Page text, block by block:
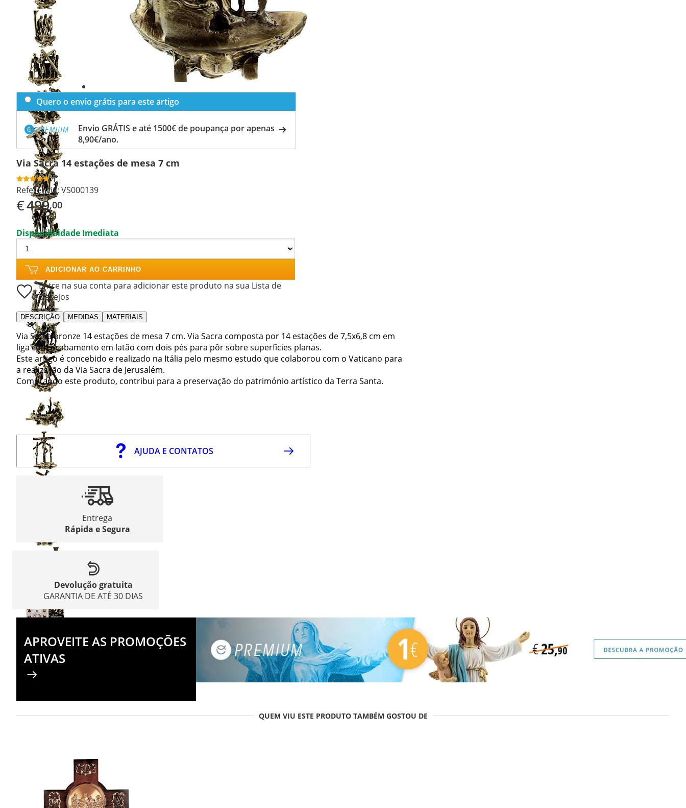
Previous
slide
Next
slide
Quero o envio grátis para este artigo
Envio GRÁTIS e até 1500€ de poupança por apenas
8,90€/ano.
Via Sacra 14 estações de mesa 7 cm
1
Referência:VS000139
€499,00
Disponibilidade Imediata
ADICIONAR AO CARRINHO
Entre na sua conta para adicionar este produto na sua Lista de
Desejos
DESCRIÇÃO MEDIDAS MATERIAIS
Via Sacra bronze 14 estações de mesa 7 cm. Via Sacra composta por 14 estações de 7,5x6,8 cm em
liga com acabamento em latão com dois pés para pôr sobre superfîcies planas.
Este artigo é concebido e realizado na Itália pelo mesmo estudo que colaborou com o Vaticano para
a realização da Via Sacra de Jerusalém.
Comprando este produto, contribui para a preservação do património artístico da Terra Santa.
AJUDA E CONTATOS
Entrega
Rápida e Segura
Devolução gratuita
GARANTIA DE ATÉ 30 DIAS
APROVEITE AS PROMOÇÕES
ATIVAS
QUEM VIU ESTE PRODUTO TAMBÉM GOSTOU DE